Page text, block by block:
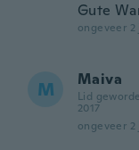
Gute
ongeveer 2
M Maiva
Lid
2017
ongeveer 2